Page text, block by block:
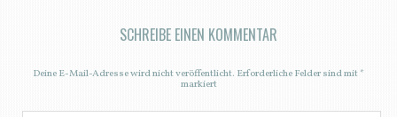
SCHREIBE EINEN KOMMENTAR
Deine E-Mail-Adresse wird nicht veröffentlicht. Erforderliche Felder sind mit*
markiert